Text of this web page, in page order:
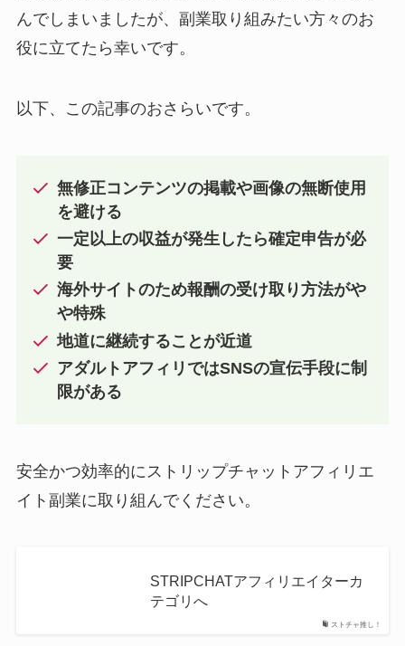
んでしまいましたが、副業取り組みたい方々のお
役に立てたら幸いです。
以下、この記事のおさらいです。
無修正コンテンツの掲載や画像の無断使用
を避ける
一定以上の収益が発生したら確定申告が必
要
海外サイトのため報酬の受け取り方法がや
や特殊
地道に継続することが近道
アダルトアフィリではSNSの宣伝手段に制
限がある
安全かつ効率的にストリップチャットアフィリエ
イト副業に取り組んでください。
ストチャ推し！
STRIPCHATアフィリエイターカ
テゴリへ